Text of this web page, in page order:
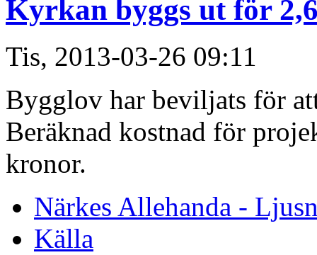
Kyrkan byggs ut för
Tis, 2013-03-26 09:11
Bygglov har beviljats för
Beräknad kostnad för
kronor.
Närkes Allehanda -
Källa